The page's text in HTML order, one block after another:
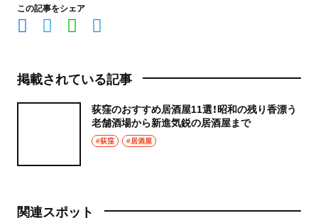
この記事をシェア
掲載されている記事
荻窪のおすすめ居酒屋11選！昭和の残り香漂う
老舗酒場から新進気鋭の居酒屋まで
#荻窪 #居酒屋
関連スポット